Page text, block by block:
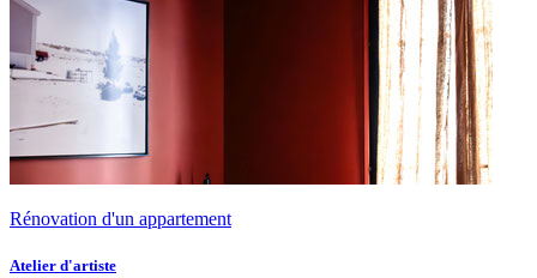
Rénovation d'un appartement
Atelier d'artiste